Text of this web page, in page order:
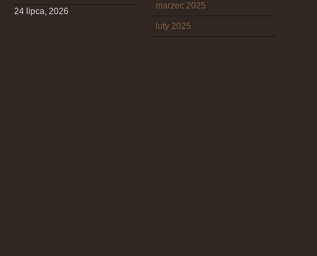
24 lipca, 2026
marzec 2025
luty 2025